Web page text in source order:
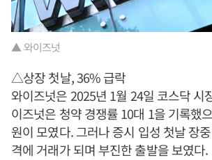
▲ 와이즈넛
△상장 첫날, 36% 급락
와이즈넛은 2025년 1월 24일 코스닥 시
이즈넛은 청약 경쟁률 10대 1을 기록했
원이 모였다. 그러나 증시 입성 첫날 장
격에 거래가 되며 부진한 출발을 보였다.